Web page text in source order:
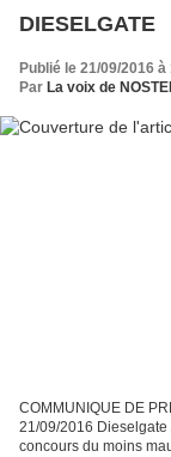
DIESELGATE
Publié le 21/09/2016 à
Par La voix de
COMMUNIQUE DE
21/09/2016 Dieselgate
concours du moins